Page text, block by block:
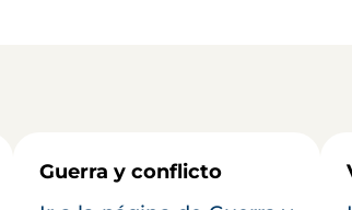
Guerra y conflicto